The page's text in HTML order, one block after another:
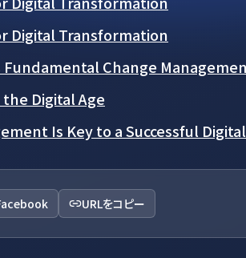
Digital Transformation
Change
Digital Age
Is Key to a Successful
URLをコピー